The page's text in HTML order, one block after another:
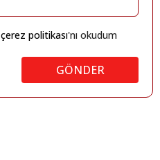
çerez politikası'nı okudum
GÖNDER